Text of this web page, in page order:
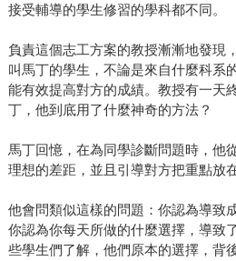
接受輔導的學生修習的學科都不同。
負責這個志工方案的教授漸漸地發現
叫馬丁的學生，不論是來自什麼科系
能有效提高對方的成績。教授有一天
丁，他到底用了什麼神奇的方法？
馬丁回憶，在為同學診斷問題時，他
理想的差距，並且引導對方把重點放
他會問類似這樣的問題：你認為導致
你認為你每天所做的什麼選擇，導致
些學生們了解，他們原本的選擇，背